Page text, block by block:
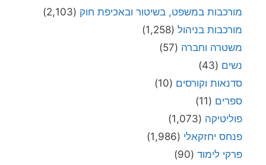
מורכבות במשפט, בשיטור ובאכיפת חוק (2,103)
מורכבות בניהול (1,258)
משטרה וחברה (57)
נשים (43)
סדנאות וקורסים (10)
ספרים (11)
פוליטיקה (1,073)
פנחס יחזקאלי (1,986)
פרקי לימוד (90)